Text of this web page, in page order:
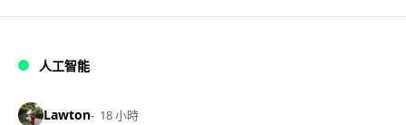
人工智能
Lawton 18 小時